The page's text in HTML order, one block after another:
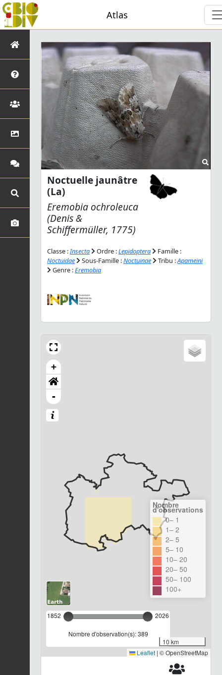
Atlas
Noctuelle jaunâtre
(La)
Eremobia ochroleuca
(Denis &
Schiffermüller, 1775)
Classe :Insecta Ordre :Lepidoptera
Famille :
Noctuidae
Sous-Famille :Noctuinae Tribu :Apameini
Genre :Eremobia
+
-
1852 2026
Nombre d'observation(s): 389
Nombre
d'observations
0– 1
1– 2
2– 5
5– 10
10– 20
20– 50
50– 100
100+
10 km
Leaflet | © OpenStreetMap